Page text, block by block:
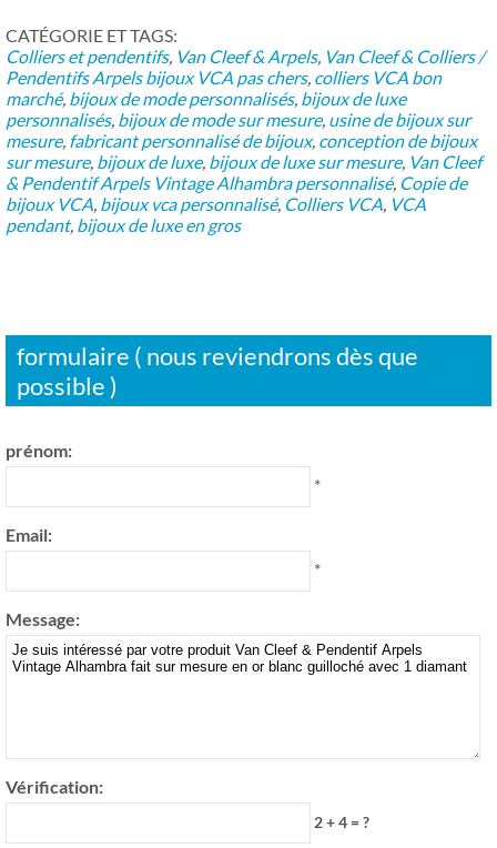
CATÉGORIE ET ​​TAGS:
Colliers et pendentifs, Van Cleef & Arpels, Van Cleef & Colliers /
Pendentifs Arpels bijoux VCA pas chers, colliers VCA bon
marché, bijoux de mode personnalisés, bijoux de luxe
personnalisés, bijoux de mode sur mesure, usine de bijoux sur
mesure, fabricant personnalisé de bijoux, conception de bijoux
sur mesure, bijoux de luxe, bijoux de luxe sur mesure, Van Cleef
& Pendentif Arpels Vintage Alhambra personnalisé, Copie de
bijoux VCA, bijoux vca personnalisé, Colliers VCA, VCA
pendant, bijoux de luxe en gros
formulaire ( nous reviendrons dès que
possible )
prénom:
*
Email:
*
Message:
Vérification:
2 + 4 = ?